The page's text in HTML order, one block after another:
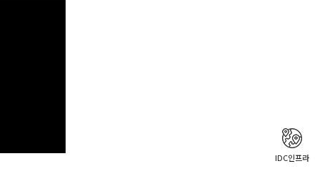
IDC인프라